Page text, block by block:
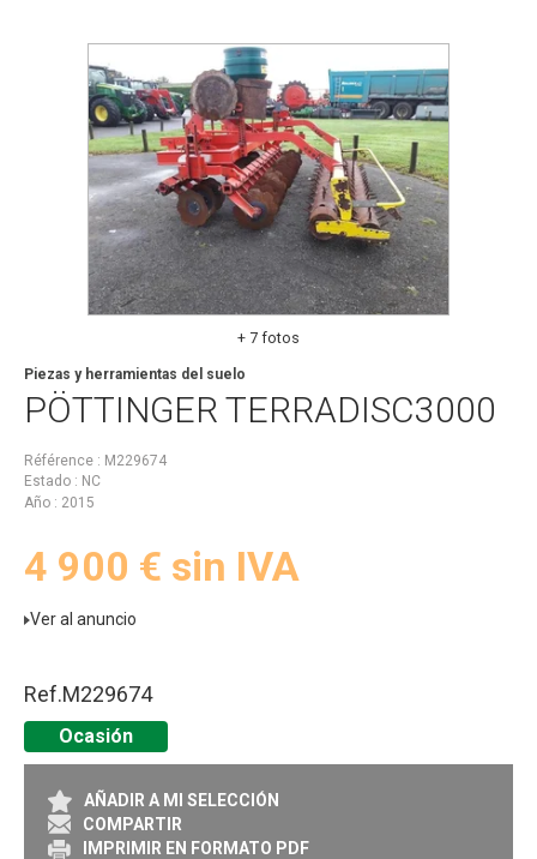
+ 7 fotos
PÖTTINGER TERRADISC3000
Piezas y herramientas del suelo
Référence
M229674
Estado
NC
Año
2015
4 900 € sin IVA
Ver al anuncio
Ref.M229674
Ocasión
AÑADIR A MI SELECCIÓN
COMPARTIR
IMPRIMIR EN FORMATO PDF